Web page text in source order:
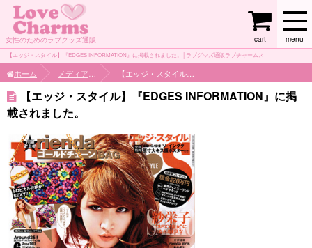
女性のためのラブグッズ通販 menu
cart
【エッジ・スタイル】『EDGES INFORMATION』に掲載されました。│ラブグッズ通販ラブチャームス
ホーム
【エッジ・スタイル】『EDGES INFORMATION』に掲
載されました。